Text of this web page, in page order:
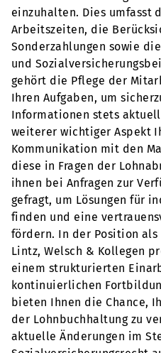
einzuhalten. Dies umfasst
Arbeitszeiten, die
Sonderzahlungen sowie
und
gehört die Pflege der
Ihren Aufgaben, um
Informationen stets
weiterer wichtiger Aspekt
Kommunikation mit den
diese in Fragen der
ihnen bei Anfragen zur
gefragt, um Lösungen für
finden und eine
fördern. In der Position
Lintz, Welsch & Kollegen
einem strukturierten
kontinuierlichen
bieten Ihnen die Chance,
der Lohnbuchhaltung zu
aktuelle Änderungen im